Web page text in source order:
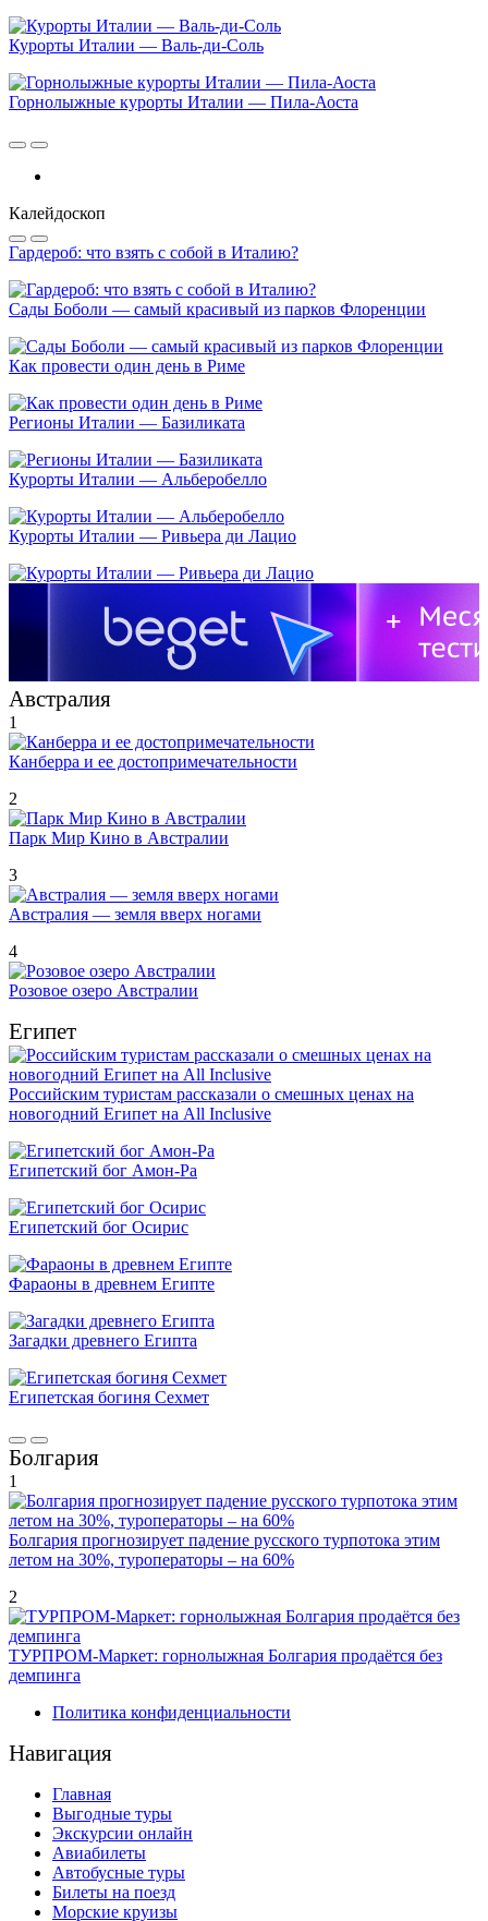
Курорты Италии — Валь-ди-Соль
Горнолыжные курорты Италии — Пила-Аоста
Калейдоскоп
Гардероб: что взять с собой в Италию?
Сады Боболи — самый красивый из парков Флоренции
Как провести один день в Риме
Регионы Италии — Базиликата
Курорты Италии — Альберобелло
Курорты Италии — Ривьера ди Лацио
Австралия
1
Канберра и ее достопримечательности
2
Парк Мир Кино в Австралии
3
Австралия — земля вверх ногами
4
Розовое озеро Австралии
Египет
Российским туристам рассказали о смешных ценах на
новогодний Египет на All Inclusive
Египетский бог Амон-Ра
Египетский бог Осирис
Фараоны в древнем Египте
Загадки древнего Египта
Египетская богиня Сехмет
Болгария
1
Болгария прогнозирует падение русского турпотока этим
летом на 30%, туроператоры – на 60%
2
ТУРПРОМ-Маркет: горнолыжная Болгария продаётся без
демпинга
Политика конфиденциальности
Навигация
Главная
Выгодные туры
Экскурсии онлайн
Авиабилеты
Автобусные туры
Билеты на поезд
Морские круизы